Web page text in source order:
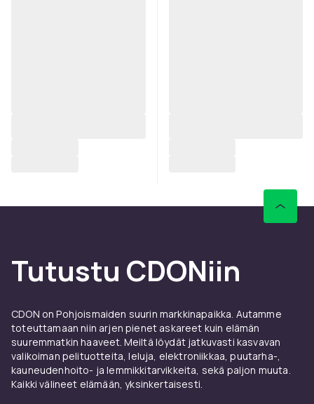
Tutustu CDONiin
CDON on Pohjoismaiden suurin markkinapaikka. Autamme
toteuttamaan niin arjen pienet askareet kuin elämän
suuremmatkin haaveet. Meiltä löydät jatkuvasti kasvavan
valikoiman pelituotteita, leluja, elektroniikkaa, puutarha-,
kauneudenhoito- ja lemmikkitarvikkeita, sekä paljon muuta.
Kaikki välineet elämään, yksinkertaisesti.